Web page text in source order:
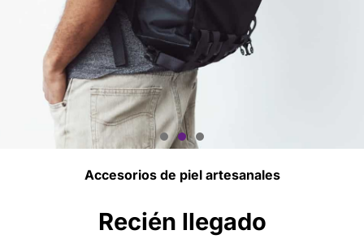
Encuentra Tu Modelo
Perfecto
Accesorios de piel artesanales
Recién llegado